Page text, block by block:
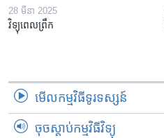
28 មីនា 2025
វិទ្យុពេលព្រឹក
មើល​កម្មវិធី​ទូរទស្សន៍
ចុចស្តាប់កម្មវិធីវិទ្យុ